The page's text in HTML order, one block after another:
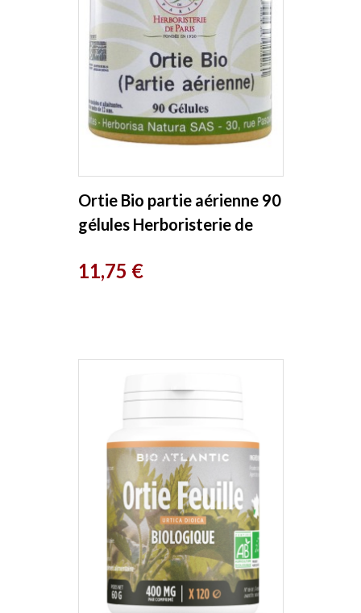
Ortie Bio partie aérienne 90
gélules Herboristerie de
Prix
11,75 €